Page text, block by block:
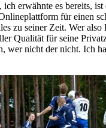
erwähnte es bereits, ist
für einen
zu seiner Zeit. Wer
Qualität für seine
wer nicht der nicht. Ich